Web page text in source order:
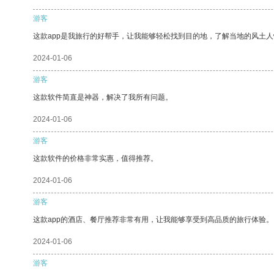
游客
这款app是我旅行的好帮手，让我能够轻松找到目的地，了解当地的风土
2024-01-06
游客
这款软件简直是神器，解决了我所有问题。
2024-01-06
游客
这款软件的价格非常实惠，值得推荐。
2024-01-06
游客
这款app的酒店、餐厅推荐非常有用，让我能够享受到高品质的旅行体验。
2024-01-06
游客